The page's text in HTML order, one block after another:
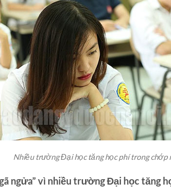
Nhiều trường Đại học tăng học phí trong chớp
ngửa” vì nhiều trường Đại học tăng